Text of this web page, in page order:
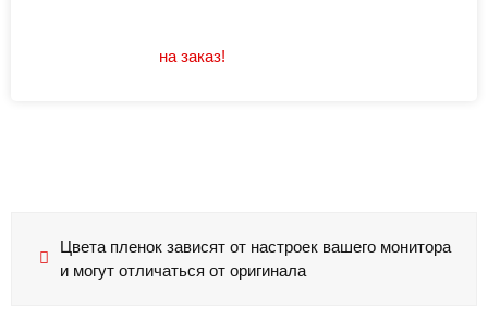
на заказ!
Цвета пленок зависят от настроек вашего монитора
и могут отличаться от оригинала